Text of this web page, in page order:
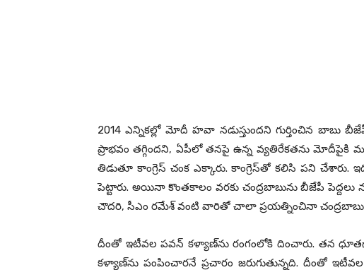
2014 ఎన్నిక‌ల్లో మోదీ హ‌వా న‌డుస్తుంద‌ని గుర్తించిన బాబు
ప్రాభ‌వం త‌గ్గింద‌ని, ఏపీలో త‌న‌పై ఉన్న వ్య‌తిరేక‌త‌ను మోదీపైకి
తిడుతూ కాంగ్రెస్ చంక ఎక్కారు. కాంగ్రెస్‌తో క‌లిసి ప‌ని
పెట్టారు. అయినా కొంత‌కాలం వ‌ర‌కు చంద్ర‌బాబును బీజేపీ పెద్ద‌లు
చౌద‌రి, సీఎం ర‌మేశ్ వంటి వారితో చాలా ప్ర‌య‌త్నించినా
దీంతో ఇటీవ‌ల ప‌వ‌న్ క‌ళ్యాణ్‌ను రంగంలోకి దించారు. త‌న
క‌ళ్యాణ్‌ను పంపించార‌నే ప్ర‌చారం జ‌రుగుతున్న‌ది. దీంతో